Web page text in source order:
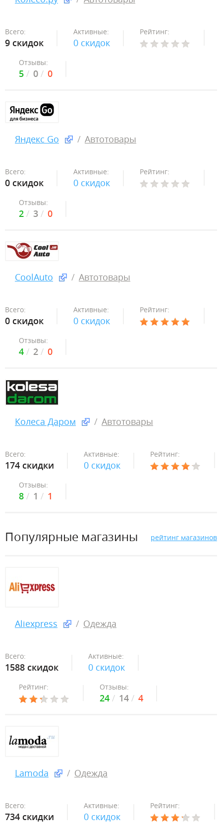
Всего:
9 скидок
Активные:
0 скидок
Рейтинг:
Отзывы:
5 0 0
Яндекс Go Автотовары
Всего:
0 скидок
Активные:
0 скидок
Рейтинг:
Отзывы:
2 3 0
CoolAuto Автотовары
Всего:
0 скидок
Активные:
0 скидок
Рейтинг:
Отзывы:
4 2 0
Колеса Даром Автотовары
Всего:
174 скидки
Активные:
0 скидок
Рейтинг:
Отзывы:
8 1 1
Популярные магазины рейтинг магазинов
Aliexpress Одежда
Всего:
1588 скидок
Активные:
0 скидок
Рейтинг: Отзывы:
24 14 4
Lamoda Одежда
Всего:
734 скидки
Активные:
0 скидок
Рейтинг: